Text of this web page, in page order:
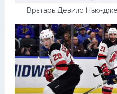
Вратарь Девилс Нью-